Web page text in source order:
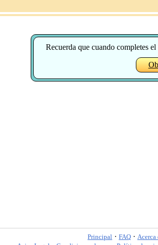
Recuerda que cuando completes
Principal · FAQ · Acerca